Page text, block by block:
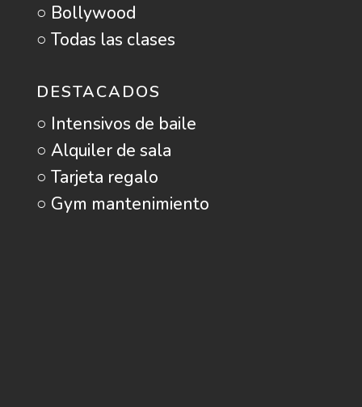
○ Bollywood
○ Todas las clases
DESTACADOS
○ Intensivos de baile
○ Alquiler de sala
○ Tarjeta regalo
○ Gym mantenimiento